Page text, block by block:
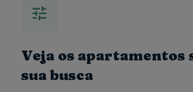
Veja os apartamentos
sua busca